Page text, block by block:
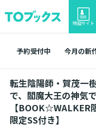
特設サイト
予約受付中 今月の新
転生陰陽師・賀茂一
で、閻魔大王の神気
【BOOK☆WALKER
限定SS付き】